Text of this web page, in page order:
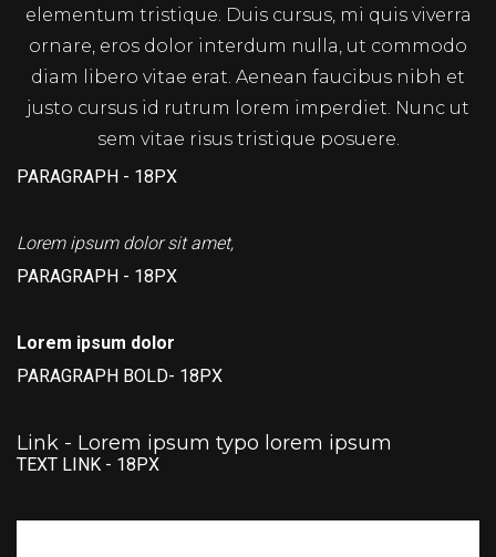
elementum tristique. Duis cursus, mi quis viverra
ornare, eros dolor interdum nulla, ut commodo
diam libero vitae erat. Aenean faucibus nibh et
justo cursus id rutrum lorem imperdiet. Nunc ut
sem vitae risus tristique posuere.
PARAGRAPH - 18PX
Lorem ipsum dolor sit amet,
PARAGRAPH - 18PX
Lorem ipsum dolor
PARAGRAPH BOLD- 18PX
Link - Lorem ipsum typo lorem ipsum
TEXT LINK - 18PX